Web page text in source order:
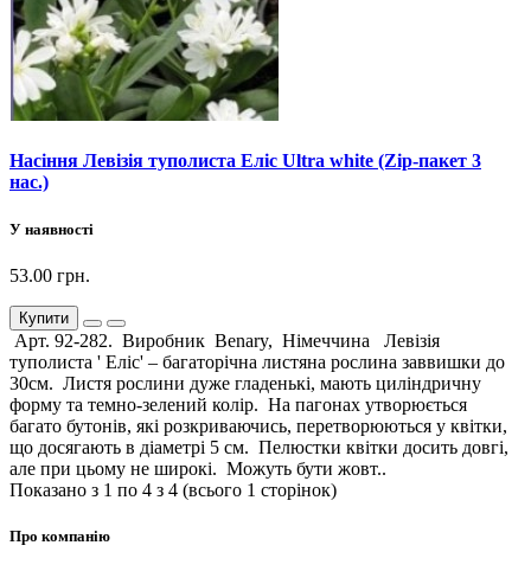
Насіння Левізія туполиста Еліс Ultra white (Zip-пакет 3
нас.)
У наявності
53.00 грн.
Купити
Арт. 92-282. Виробник Benary, Німеччина Левізія
туполиста ' Еліс' – багаторічна листяна рослина заввишки до
30см. Листя рослини дуже гладенькі, мають циліндричну
форму та темно-зелений колір. На пагонах утворюється
багато бутонів, які розкриваючись, перетворюються у квітки,
що досягають в діаметрі 5 см. Пелюстки квітки досить довгі,
але при цьому не широкі. Можуть бути жовт..
Показано з 1 по 4 з 4 (всього 1 сторінок)
Про компанію